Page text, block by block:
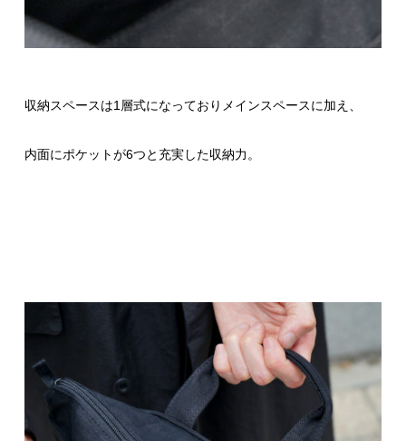
収納スペースは1層式になっておりメインスペースに加え、
内面にポケットが6つと充実した収納力。